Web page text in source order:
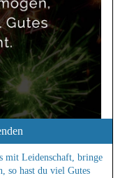
mit Leidenschaft, bringe
so hast du viel Gutes